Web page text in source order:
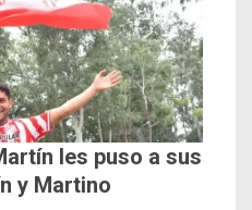
les puso a sus
y Martino